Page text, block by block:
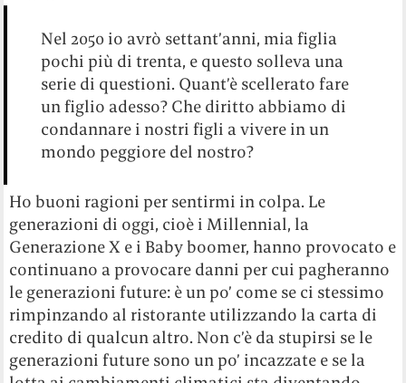
Nel 2050 io avrò settant’anni, mia figlia
pochi più di trenta, e questo solleva una
serie di questioni. Quant’è scellerato fare
un figlio adesso? Che diritto abbiamo di
condannare i nostri figli a vivere in un
mondo peggiore del nostro?
Ho buoni ragioni per sentirmi in colpa. Le
generazioni di oggi, cioè i Millennial, la
Generazione X e i Baby boomer, hanno provocato e
continuano a provocare danni per cui pagheranno
le generazioni future: è un po’ come se ci stessimo
rimpinzando al ristorante utilizzando la carta di
credito di qualcun altro. Non c’è da stupirsi se le
generazioni future sono un po’ incazzate e se la